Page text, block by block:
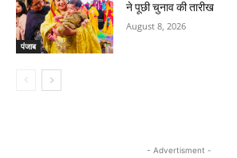
पंजाब
ने पूछी चुनाव की तारीख
August 8, 2026
- Advertisment -